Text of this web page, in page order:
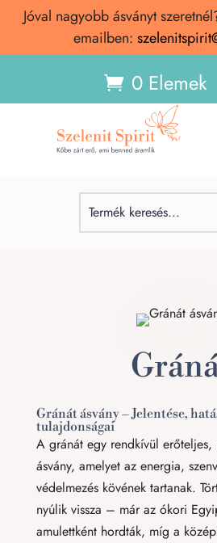
Jóval nagyobb ásványt
emailben:
0 Elemek
Gránát ásvány – Jelentése,
tulajdonságai
A gránát egy rendkívül erőteljes,
ásvány, amelyet az energia,
védelmezés kövének tartanak.
nyúlik vissza – már az ókori
amulettként hordták, míg a